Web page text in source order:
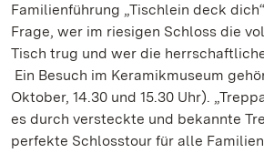
Familienführung „Tischlein deck
Frage, wer im riesigen Schloss die
Tisch trug und wer die
Ein Besuch im Keramikmuseum
Oktober, 14.30 und 15.30 Uhr).
es durch versteckte und bekannte
perfekte Schlosstour für alle